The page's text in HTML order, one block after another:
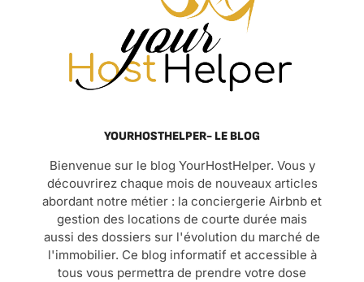
YOURHOSTHELPER- LE BLOG
Bienvenue sur le blog YourHostHelper. Vous y
découvrirez chaque mois de nouveaux articles
abordant notre métier : la conciergerie Airbnb et
gestion des locations de courte durée mais
aussi des dossiers sur l'évolution du marché de
l'immobilier. Ce blog informatif et accessible à
tous vous permettra de prendre votre dose